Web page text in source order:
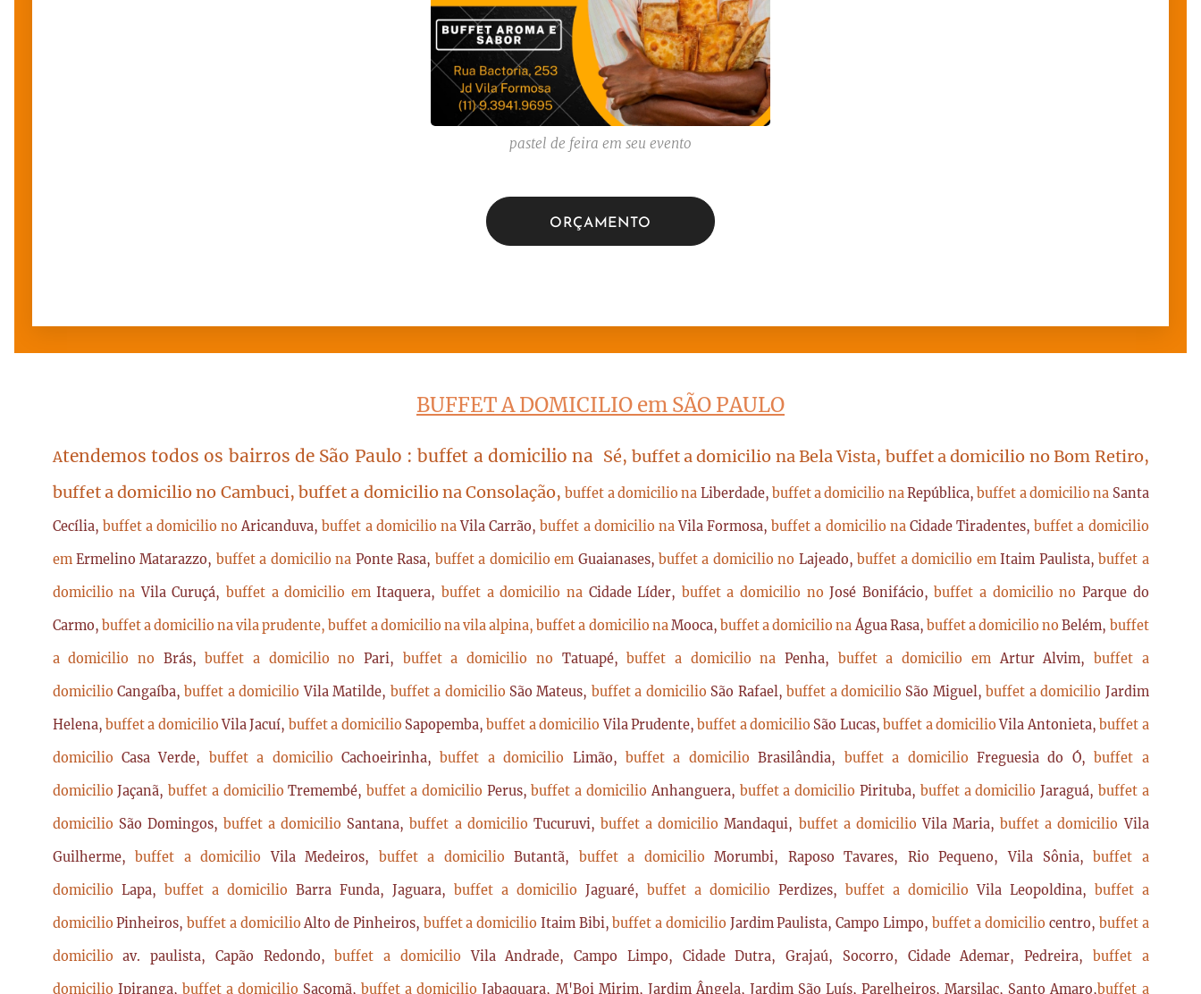
pastel de feira em seu evento
ORÇAMENTO
BUFFET A DOMICILIO em SÃO PAULO
Atendemos todos os bairros de São Paulo : buffet a domicilio na Sé, buffet a domicilio na Bela Vista, buffet a domicilio no Bom Retiro,
buffet a domicilio no Cambuci, buffet a domicilio na Consolação,buffet a domicilio na Liberdade, buffet a domicilio naRepública,buffet a domicilio na Santa
Cecília, buffet a domicilio noAricanduva,buffet a domicilio naVila Carrão,buffet a domicilio naVila Formosa,buffet a domicilio na Cidade Tiradentes,buffet a domicilio
em Ermelino Matarazzo, buffet a domicilio na Ponte Rasa, buffet a domicilio em Guaianases,buffet a domicilio no Lajeado,buffet a domicilio emItaim Paulista,buffet a
domicilio naVila Curuçá, buffet a domicilio emItaquera,buffet a domicilio na Cidade Líder, buffet a domicilio noJosé Bonifácio,buffet a domicilio no Parque do
Carmo, buffet a domicilio na vila prudente,buffet a domicilio na vila alpina, buffet a domicilio naMooca,buffet a domicilio naÁgua Rasa, buffet a domicilio noBelém, buffet
a domicilio no Brás,buffet a domicilio noPari, buffet a domicilio no Tatuapé,buffet a domicilio naPenha, buffet a domicilio emArtur Alvim, buffet a
domicilio Cangaíba,buffet a domicilioVila Matilde, buffet a domicilio São Mateus, buffet a domicilio São Rafael,buffet a domicilio São Miguel,buffet a domicilio Jardim
Helena, buffet a domicilioVila Jacuí, buffet a domicilio Sapopemba,buffet a domicilioVila Prudente,buffet a domicilio São Lucas,buffet a domicilioVila Antonieta,buffet a
domicilio Casa Verde, buffet a domicilio Cachoeirinha,buffet a domicilio Limão,buffet a domicilioBrasilândia, buffet a domicilio Freguesia do Ó,buffet a
domicilioJaçanã,buffet a domicilioTremembé,buffet a domicilio Perus,buffet a domicilioAnhanguera, buffet a domicilio Pirituba, buffet a domicilioJaraguá, buffet a
domicilio São Domingos, buffet a domicilio Santana,buffet a domicilio Tucuruvi, buffet a domicilioMandaqui, buffet a domicilioVila Maria,buffet a domicilioVila
Guilherme,buffet a domicilioVila Medeiros, buffet a domicilioButantã, buffet a domicilioMorumbi, Raposo Tavares, Rio Pequeno, Vila Sônia,buffet a
domicilio Lapa, buffet a domicilio Barra Funda, Jaguara, buffet a domicilio Jaguaré, buffet a domicilio Perdizes, buffet a domicilioVila Leopoldina, buffet a
domicilioPinheiros,buffet a domicilioAlto de Pinheiros, buffet a domicilio Itaim Bibi,buffet a domicilio Jardim Paulista, Campo Limpo, buffet a domiciliocentro, buffet a
domicilioav. paulista, Capão Redondo,buffet a domicilioVila Andrade, Campo Limpo, Cidade Dutra, Grajaú, Socorro, Cidade Ademar, Pedreira, buffet a
domicilio Ipiranga, buffet a domicilio Sacomã,buffet a domicilioJabaquara, M'Boi Mirim, Jardim Ângela, Jardim São Luís, Parelheiros, Marsilac, Santo Amaro,buffet a